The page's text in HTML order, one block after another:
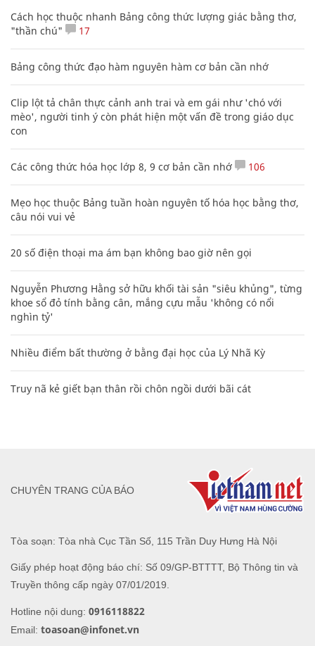
Cách học thuộc nhanh Bảng công thức lượng giác bằng thơ,
"thần chú"
17
Bảng công thức đạo hàm nguyên hàm cơ bản cần nhớ
Clip lột tả chân thực cảnh anh trai và em gái như 'chó với
mèo', người tinh ý còn phát hiện một vấn đề trong giáo dục
con
Các công thức hóa học lớp 8, 9 cơ bản cần nhớ 106
Mẹo học thuộc Bảng tuần hoàn nguyên tố hóa học bằng thơ,
câu nói vui vẻ
20 số điện thoại ma ám bạn không bao giờ nên gọi
Nguyễn Phương Hằng sở hữu khối tài sản "siêu khủng", từng
khoe sổ đỏ tính bằng cân, mắng cựu mẫu 'không có nổi
nghìn tỷ'
Nhiều điểm bất thường ở bằng đại học của Lý Nhã Kỳ
Truy nã kẻ giết bạn thân rồi chôn ngồi dưới bãi cát
Tòa soạn: Tòa nhà Cục Tần Số, 115 Trần Duy Hưng Hà Nội
Giấy phép hoạt động báo chí: Số 09/GP-BTTTT, Bộ Thông tin và
Truyền thông cấp ngày 07/01/2019.
Hotline nội dung: 0916118822
Email: toasoan@infonet.vn
CHUYÊN TRANG CỦA BÁO